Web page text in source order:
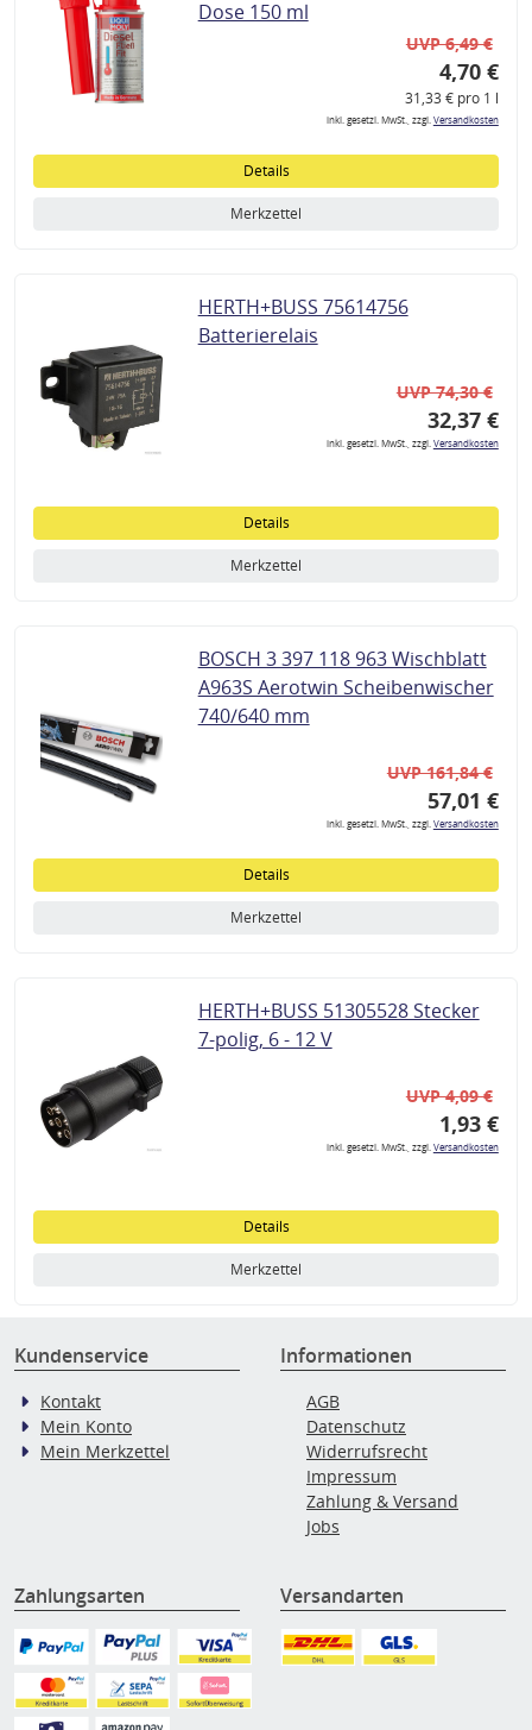
Dose 150 ml
UVP 6,49 €
4,70 €
31,33 € pro 1 l
inkl. gesetzl. MwSt., zzgl.Versandkosten
Details
Merkzettel
HERTH+BUSS 75614756
Batterierelais
UVP 74,30 €
32,37 €
inkl. gesetzl. MwSt., zzgl.Versandkosten
Details
Merkzettel
BOSCH 3 397 118 963 Wischblatt
A963S Aerotwin Scheibenwischer
740/640 mm
UVP 161,84 €
57,01 €
inkl. gesetzl. MwSt., zzgl.Versandkosten
Details
Merkzettel
HERTH+BUSS 51305528 Stecker
7-polig, 6 - 12 V
UVP 4,09 €
1,93 €
inkl. gesetzl. MwSt., zzgl.Versandkosten
Details
Merkzettel
Kundenservice
Kontakt
Mein Konto
Mein Merkzettel
Informationen
AGB
Datenschutz
Widerrufsrecht
Impressum
Zahlung & Versand
Jobs
Zahlungsarten Versandarten